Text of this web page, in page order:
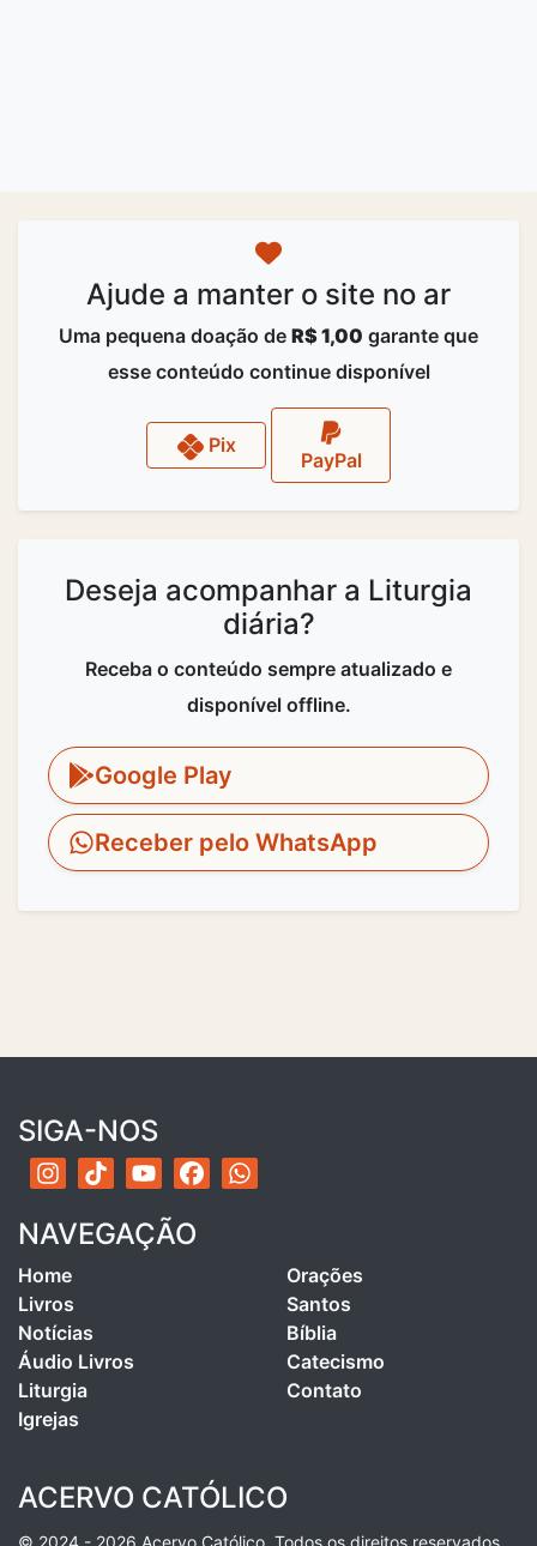
Ajude a manter o site no ar
Uma pequena doação de R$ 1,00 garante que
esse conteúdo continue disponível
Pix
PayPal
Deseja acompanhar a Liturgia
diária?
Receba o conteúdo sempre atualizado e
disponível offline.
Google Play
Receber pelo WhatsApp
SIGA-NOS
NAVEGAÇÃO
Home
Livros
Notícias
Áudio Livros
Liturgia
Igrejas
Orações
Santos
Bíblia
Catecismo
Contato
ACERVO CATÓLICO
© 2024 - 2026 Acervo Católico. Todos os direitos reservados.